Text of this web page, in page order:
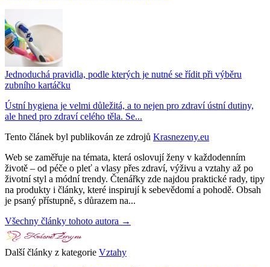
Jednoduchá pravidla, podle kterých je nutné se řídit při výběru
zubního kartáčku
Ústní hygiena je velmi důležitá, a to nejen pro zdraví ústní dutiny,
ale hned pro zdraví celého těla. Se...
Tento článek byl publikován ze zdrojů Krasnezeny.eu
Web se zaměřuje na témata, která oslovují ženy v každodenním
životě – od péče o pleť a vlasy přes zdraví, výživu a vztahy až po
životní styl a módní trendy. Čtenářky zde najdou praktické rady, tipy
na produkty i články, které inspirují k sebevědomí a pohodě. Obsah
je psaný přístupně, s důrazem na...
Všechny články tohoto autora →
Další články z kategorie Vztahy